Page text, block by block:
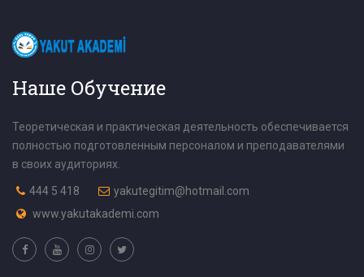
Наше Обучение
Теоретическая и практическая деятельность обеспечивается
полностью подготовленным персоналом и преподавателями
в своих аудиториях.
444 5 418
yakutegitim@hotmail.com
www.yakutakademi.com